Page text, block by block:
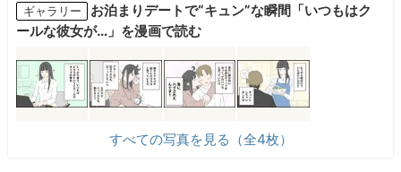
ギャラリー
お泊まりデートで“キュン”な瞬間「いつもはク
ールな彼女が…」を漫画で読む
すべての写真を見る（全4枚）